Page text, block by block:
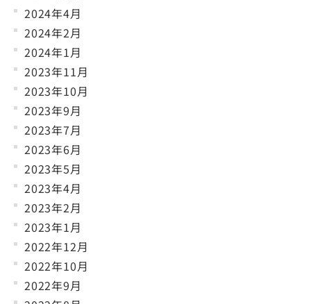
2024年4月
2024年2月
2024年1月
2023年11月
2023年10月
2023年9月
2023年7月
2023年6月
2023年5月
2023年4月
2023年2月
2023年1月
2022年12月
2022年10月
2022年9月